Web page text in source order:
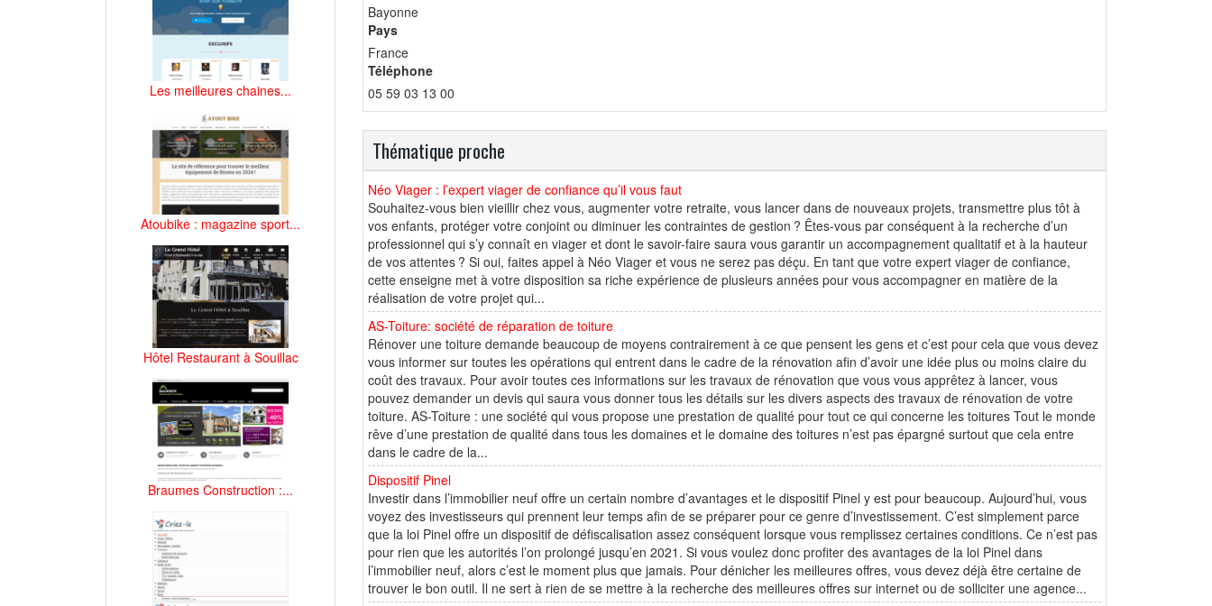
Les meilleures chaines...
Atoubike : magazine sport...
Hôtel Restaurant à Souillac
Braumes Construction :...
Bayonne
Pays
France
Téléphone
05 59 03 13 00
Thématique proche
Néo Viager : l’expert viager de confiance qu’il vous faut
Souhaitez-vous bien vieillir chez vous, augmenter votre retraite, vous lancer dans de nouveaux projets, transmettre plus tôt à
vos enfants, protéger votre conjoint ou diminuer les contraintes de gestion ? Êtes-vous par conséquent à la recherche d’un
professionnel qui s’y connaît en viager et dont le savoir-faire saura vous garantir un accompagnement qualitatif et à la hauteur
de vos attentes ? Si oui, faites appel à Néo Viager et vous ne serez pas déçu. En tant que votre expert viager de confiance,
cette enseigne met à votre disposition sa riche expérience de plusieurs années pour vous accompagner en matière de la
réalisation de votre projet qui...
AS-Toiture: société de réparation de toiture
Rénover une toiture demande beaucoup de moyens contrairement à ce que pensent les gens et c’est pour cela que vous devez
vous informer sur toutes les opérations qui entrent dans le cadre de la rénovation afin d’avoir une idée plus ou moins claire du
coût des travaux. Pour avoir toutes ces informations sur les travaux de rénovation que vous vous apprêtez à lancer, vous
pouvez demander un devis qui saura vous donner tous les détails sur les divers aspects des travaux de rénovation de votre
toiture. AS-Toiture : une société qui vous propose une prestation de qualité pour tout ce qui concerne les toitures Tout le monde
rêve d’une prestation de qualité dans tous les domaines et le domaine des toitures n’est pas épargné surtout que cela entre
dans le cadre de la...
Dispositif Pinel
Investir dans l’immobilier neuf offre un certain nombre d’avantages et le dispositif Pinel y est pour beaucoup. Aujourd’hui, vous
voyez des investisseurs qui prennent leur temps afin de se préparer pour ce genre d’investissement. C’est simplement parce
que la loi Pinel offre un dispositif de défiscalisation assez conséquent lorsque vous remplissez certaines conditions. Ce n’est pas
pour rien que les autorités l’on prolongé jusqu’en 2021. Si vous voulez donc profiter des avantages de la loi Pinel dans
l’immobilier neuf, alors c’est le moment plus que jamais. Pour dénicher les meilleures offres, vous devez déjà être certaine de
trouver le bon outil. Il ne sert à rien de se mettre à la recherche des meilleures offres sur internet ou de solliciter une agence...